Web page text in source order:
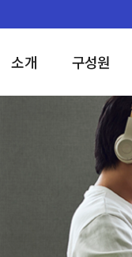
소개 구성원